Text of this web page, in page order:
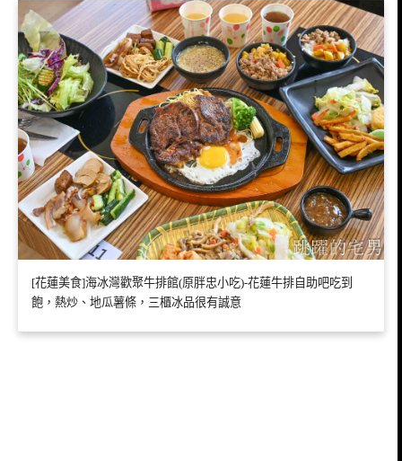
[花蓮美食]海冰灣歡聚牛排館(原胖忠小吃)-花蓮牛排自助吧吃到
飽，熱炒、地瓜薯條，三櫃冰品很有誠意